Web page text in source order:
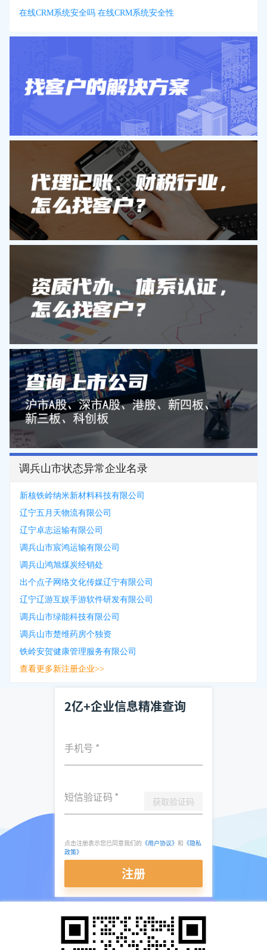
在线CRM系统安全吗 在线CRM系统安全性
调兵山市状态异常企业名录
新核铁岭纳米新材料科技有限公司
辽宁五月天物流有限公司
辽宁卓志运输有限公司
调兵山市宸鸿运输有限公司
调兵山鸿旭煤炭经销处
出个点子网络文化传媒辽宁有限公司
辽宁辽游互娱手游软件研发有限公司
调兵山市绿能科技有限公司
调兵山市楚维药房个独资
铁岭安贺健康管理服务有限公司
查看更多新注册企业>>
2亿+企业信息精准查询
手机号 *
短信验证码 * 获取验证码
点击注册表示您已同意我们的 《用户协议》 和 《隐私
政策》
注册